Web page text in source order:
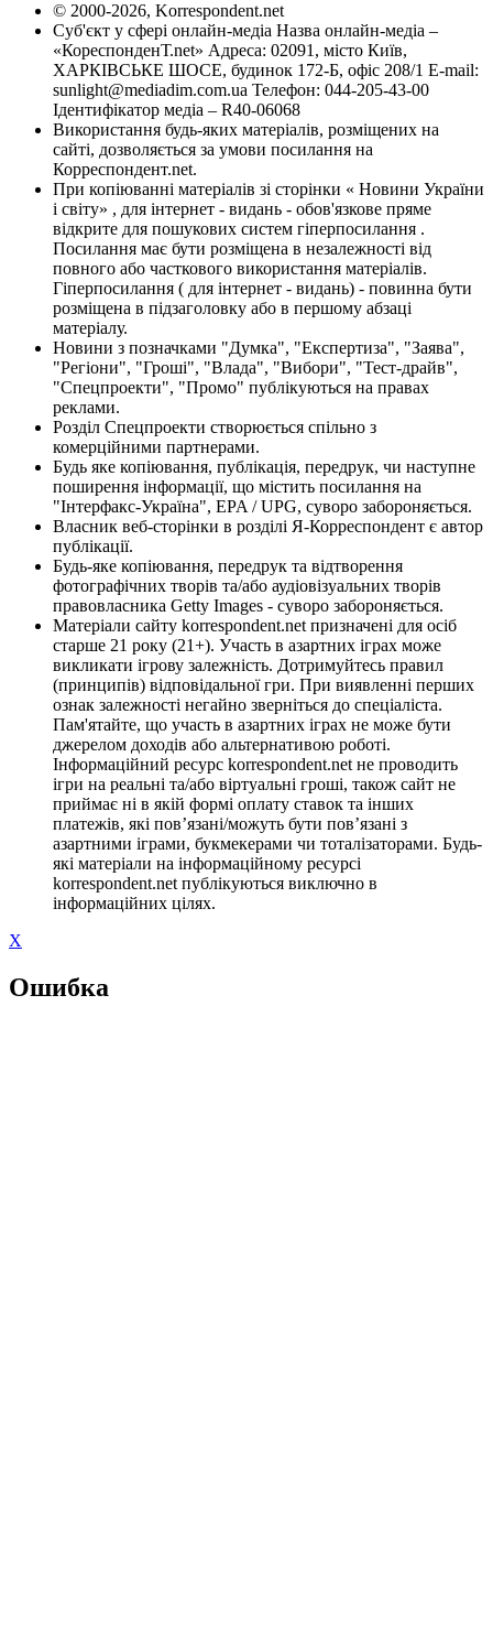
© 2000-2026, Korrespondent.net
Суб'єкт у сфері онлайн-медіа Назва онлайн-медіа –
«КореспонденТ.net» Адреса: 02091, місто Київ,
ХАРКІВСЬКЕ ШОСЕ, будинок 172-Б, офіс 208/1 E-mail:
sunlight@mediadim.com.ua Телефон: 044-205-43-00
Ідентифікатор медіа – R40-06068
Використання будь-яких матеріалів, розміщених на
сайті, дозволяється за умови посилання на
Корреспондент.net.
При копіюванні матеріалів зі сторінки « Новини України
і світу» , для інтернет - видань - обов'язкове пряме
відкрите для пошукових систем гіперпосилання .
Посилання має бути розміщена в незалежності від
повного або часткового використання матеріалів.
Гіперпосилання ( для інтернет - видань) - повинна бути
розміщена в підзаголовку або в першому абзаці
матеріалу.
Новини з позначками "Думка", "Експертиза", "Заява",
"Регіони", "Гроші", "Влада", "Вибори", "Тест-драйв",
"Спецпроекти", "Промо" публікуються на правах
реклами.
Розділ Спецпроекти створюється спільно з
комерційними партнерами.
Будь яке копіювання, публікація, передрук, чи наступне
поширення інформації, що містить посилання на
"Інтерфакс-Україна", EPA / UPG, суворо забороняється.
Власник веб-сторінки в розділі Я-Корреспондент є автор
публікації.
Будь-яке копіювання, передрук та відтворення
фотографічних творів та/або аудіовізуальних творів
правовласника Getty Images - суворо забороняється.
Матеріали сайту korrespondent.net призначені для осіб
старше 21 року (21+). Участь в азартних іграх може
викликати ігрову залежність. Дотримуйтесь правил
(принципів) відповідальної гри. При виявленні перших
ознак залежності негайно зверніться до спеціаліста.
Пам'ятайте, що участь в азартних іграх не може бути
джерелом доходів або альтернативою роботі.
Інформаційний ресурс korrespondent.net не проводить
ігри на реальні та/або віртуальні гроші, також сайт не
приймає ні в якій формі оплату ставок та інших
платежів, які пов’язані/можуть бути пов’язані з
азартними іграми, букмекерами чи тоталізаторами. Будь-
які матеріали на інформаційному ресурсі
korrespondent.net публікуються виключно в
інформаційних цілях.
X
Ошибка